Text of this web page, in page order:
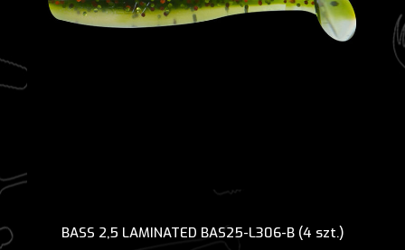
BASS 2,5 LAMINATED BAS25-L306-B (4 szt.)